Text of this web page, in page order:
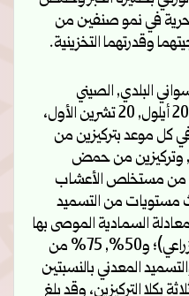
في نمو صنفين من
البلدي, الصيني
المدخل) في ثلاثة مواعيد (20 أيلول, 20 تشرين الأول،
في كل موعد بتركيزين من
الخبز (7.5، 10 غ/ل), وتركيزين من حمض
وتركيزين من مستخلص الأعشاب
ثلاث مستويات من التسميد
المعادلة السمادية الموصى بها
من قبل وزارة الزراعة والإصلاح الزراعي)؛ و50%, 75% من
المعدني بالنسبتين
بكلا التركيزين، وقد بلغ